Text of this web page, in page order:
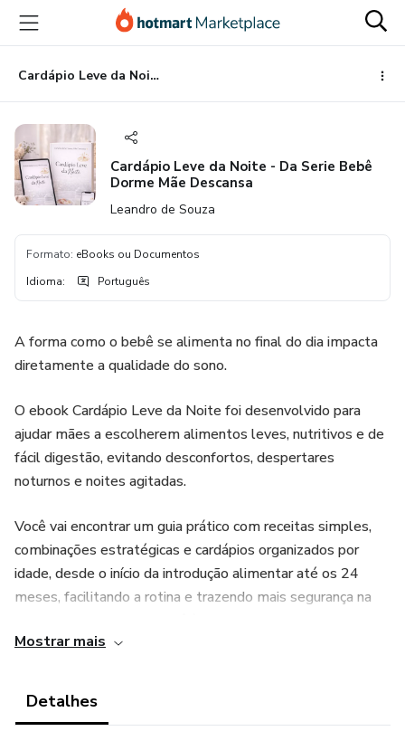
para
conteúdo
principal
para
pagamento
para
rodapé
Cardápio Leve da Noite - Da Serie Bebê Dorme Mãe Descansa
Cardápio Leve da Noite - Da Serie Bebê
Dorme Mãe Descansa
Leandro de Souza
Formato: eBooks ou Documentos
Idioma: Português
A forma como o bebê se alimenta no final do dia impacta
diretamente a qualidade do sono.
O ebook Cardápio Leve da Noite foi desenvolvido para
ajudar mães a escolherem alimentos leves, nutritivos e de
fácil digestão, evitando desconfortos, despertares
noturnos e noites agitadas.
Você vai encontrar um guia prático com receitas simples,
combinações estratégicas e cardápios organizados por
idade, desde o início da introdução alimentar até os 24
meses, facilitando a rotina e trazendo mais segurança na
Oferecer alimentos que não pesam antes de dormir
Mostrar mais
Detalhes